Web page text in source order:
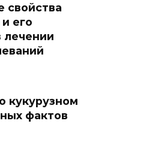
свойства
его
лечении
кукурузном
фактов